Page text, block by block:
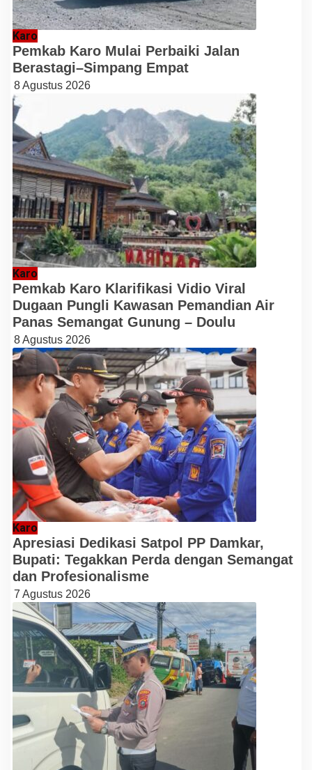
Karo
Pemkab Karo Mulai Perbaiki Jalan
Berastagi–Simpang Empat
8 Agustus 2026
Karo
Pemkab Karo Klarifikasi Vidio Viral
Dugaan Pungli Kawasan Pemandian Air
Panas Semangat Gunung – Doulu
8 Agustus 2026
Karo
Apresiasi Dedikasi Satpol PP Damkar,
Bupati: Tegakkan Perda dengan Semangat
dan Profesionalisme
7 Agustus 2026